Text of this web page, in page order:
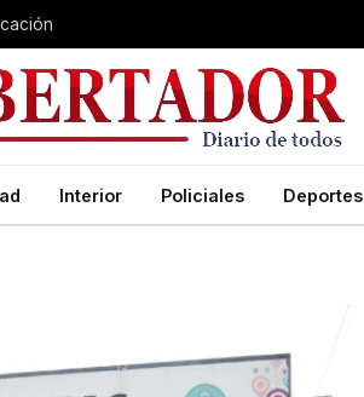
Interior Policiales Deportes